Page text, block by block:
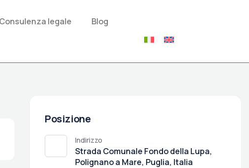
Consulenza legale Blog
Posizione
Indirizzo
Strada Comunale Fondo della Lupa,
Polignano a Mare, Puglia, Italia